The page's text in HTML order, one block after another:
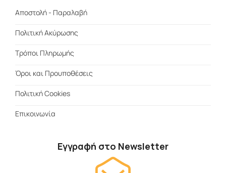
Αποστολή - Παραλαβή
Πολιτική Ακύρωσης
Τρόποι Πληρωμής
Όροι και Προυποθέσεις
Πολιτική Cookies
Επικοινωνία
Εγγραφή στο Newsletter